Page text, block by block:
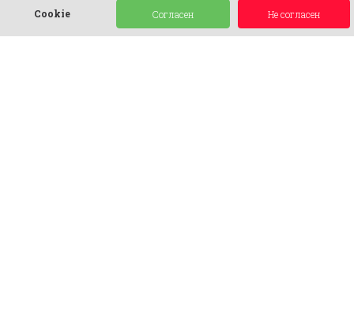
Cookie Согласен Не согласен